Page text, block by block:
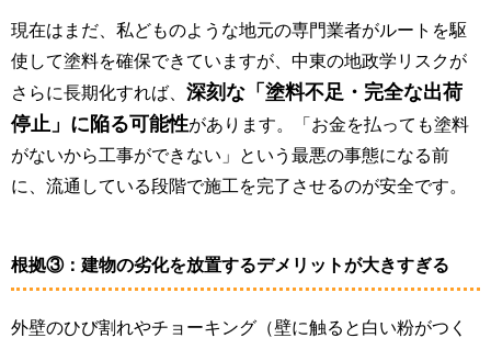
現在はまだ、私どものような地元の専門業者がルートを駆
使して塗料を確保できていますが、中東の地政学リスクが
さらに長期化すれば、 深刻な「塗料不足・完全な出荷
停止」に陥る可能性があります。「お金を払っても塗料
がないから工事ができない」という最悪の事態になる前
に、流通している段階で施工を完了させるのが安全です。
根拠③：建物の劣化を放置するデメリットが大きすぎる
外壁のひび割れやチョーキング（壁に触ると白い粉がつく